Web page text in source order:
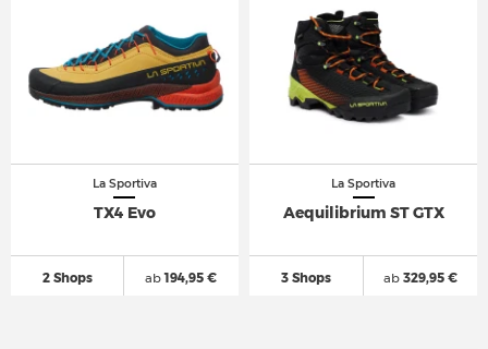
La Sportiva
TX4 Evo
2 Shops ab194,95 €
La Sportiva
Aequilibrium ST GTX
3 Shops ab329,95 €